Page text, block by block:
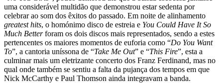
uma considerável multidão que demonstrou estar sedenta por
celebrar ao som dos êxitos do passado. Em noite de alinhamento
greatest hits, o homónimo disco de estreia e You Could Have It So
Much Betterforam os dois discos mais representados, sendo a estes
pertencentes os maiores momentos de euforia como “Do You Want
To”, a cantoria uníssona de “Take Me Out” e “This Fire”, esta a
culminar mais um eletrizante concerto dos Franz Ferdinand, mas no
qual onde também se sentiu a falta da pujança dos tempos em que
Nick McCarthy e Paul Thomson ainda integravam a banda.